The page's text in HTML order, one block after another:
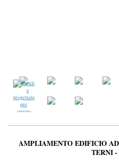
AMPLIAMENTO EDIFICIO
TERNI -